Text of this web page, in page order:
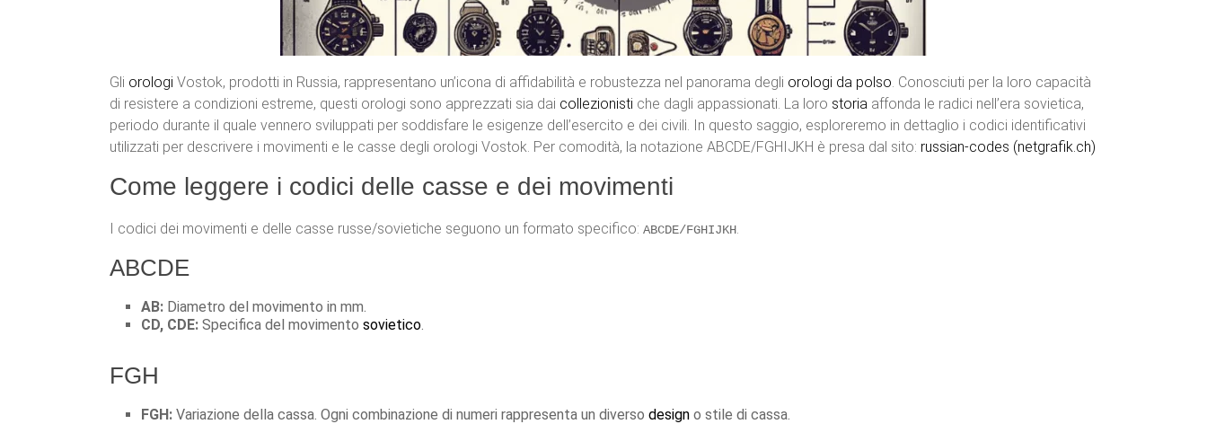
Gli orologi Vostok, prodotti in Russia, rappresentano un’icona di affidabilità e robustezza nel panorama degli orologi da polso. Conosciuti per la loro capacità
di resistere a condizioni estreme, questi orologi sono apprezzati sia dai collezionisti che dagli appassionati. La loro storia affonda le radici nell’era sovietica,
periodo durante il quale vennero sviluppati per soddisfare le esigenze dell’esercito e dei civili. In questo saggio, esploreremo in dettaglio i codici identificativi
utilizzati per descrivere i movimenti e le casse degli orologi Vostok. Per comodità, la notazione ABCDE/FGHIJKH è presa dal sito: russian-codes (netgrafik.ch)
Come leggere i codici delle casse e dei movimenti
I codici dei movimenti e delle casse russe/sovietiche seguono un formato specifico: ABCDE/FGHIJKH.
ABCDE
AB: Diametro del movimento in mm.
CD, CDE: Specifica del movimento sovietico.
FGH
FGH: Variazione della cassa. Ogni combinazione di numeri rappresenta un diverso design o stile di cassa.